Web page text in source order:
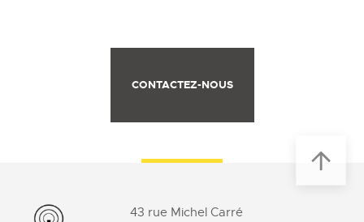
CONTACTEZ-NOUS
43 rue Michel Carré